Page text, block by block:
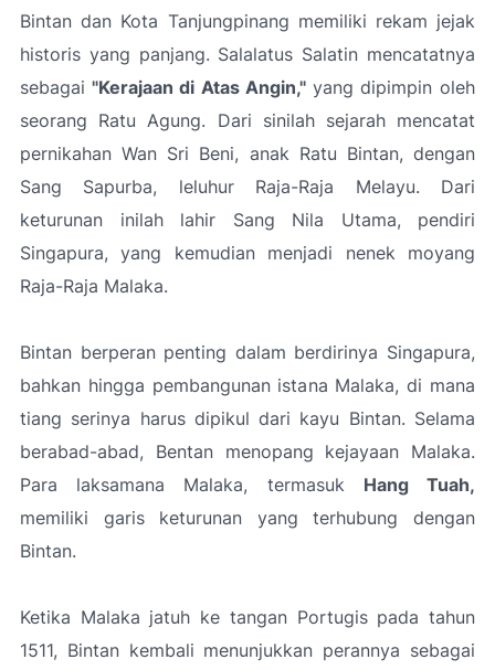
Bintan dan Kota Tanjungpinang memiliki rekam jejak
historis yang panjang. Salalatus Salatin mencatatnya
sebagai "Kerajaan di Atas Angin," yang dipimpin oleh
seorang Ratu Agung. Dari sinilah sejarah mencatat
pernikahan Wan Sri Beni, anak Ratu Bintan, dengan
Sang Sapurba, leluhur Raja-Raja Melayu. Dari
keturunan inilah lahir Sang Nila Utama, pendiri
Singapura, yang kemudian menjadi nenek moyang
Raja-Raja Malaka.
Bintan berperan penting dalam berdirinya Singapura,
bahkan hingga pembangunan istana Malaka, di mana
tiang serinya harus dipikul dari kayu Bintan. Selama
berabad-abad, Bentan menopang kejayaan Malaka.
Para laksamana Malaka, termasuk Hang Tuah,
memiliki garis keturunan yang terhubung dengan
Bintan.
Ketika Malaka jatuh ke tangan Portugis pada tahun
1511, Bintan kembali menunjukkan perannya sebagai